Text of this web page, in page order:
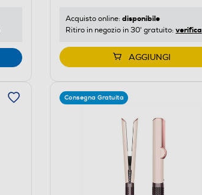
Acquisto online: disponibile
Ritiro in negozio in 30' gratuito: verifica
AGGIUNGI
Consegna Gratuita